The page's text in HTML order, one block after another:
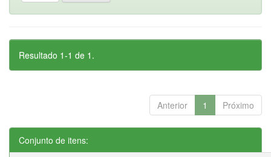
Resultado 1-1 de 1.
Anterior 1 Próximo
Conjunto de itens: